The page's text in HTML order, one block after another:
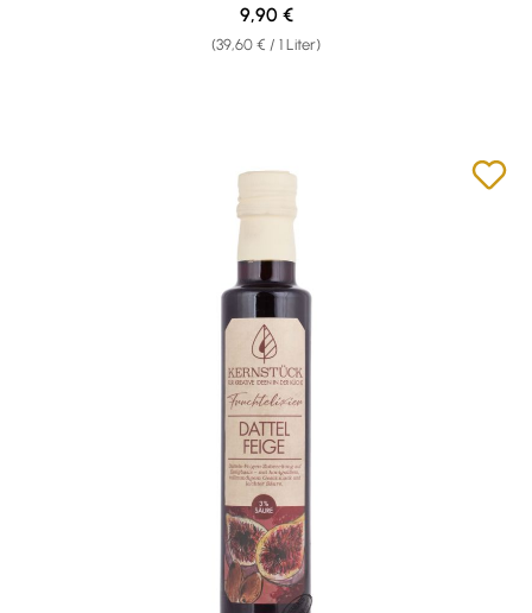
(39,60 € / 1 Liter)
Regulärer Preis:
9,90 €